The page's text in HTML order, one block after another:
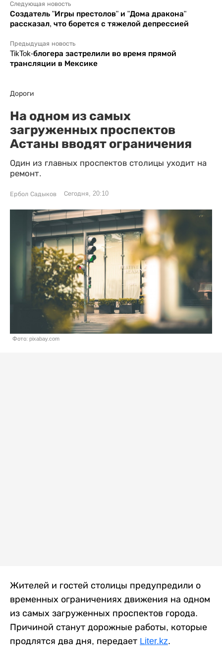
Следующая новость
Создатель "Игры престолов" и "Дома дракона"
рассказал, что борется с тяжелой депрессией
Предыдущая новость
TikTok-блогера застрелили во время прямой
трансляции в Мексике
Дороги
На одном из самых
загруженных проспектов
Астаны вводят ограничения
Один из главных проспектов столицы уходит на
ремонт.
Ербол Садыков Сегодня, 20:10
Фото: pixabay.com
Жителей и гостей столицы предупредили о
временных ограничениях движения на одном
из самых загруженных проспектов города.
Причиной станут дорожные работы, которые
продлятся два дня, передает Liter.kz.